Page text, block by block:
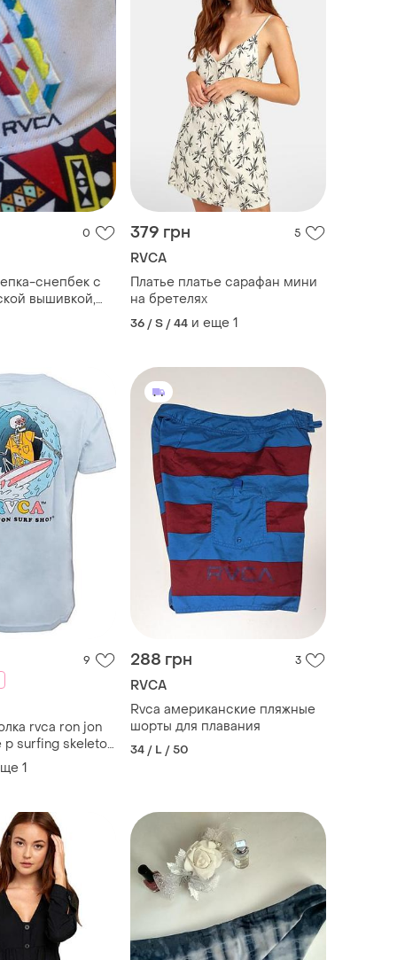
0
снепбек с
вышивкой,
379 грн 5
RVCA
Платье платье сарафан мини
на бретелях
36 / S / 44 и еще 1
9
rvca ron jon
p surfing skeleton
billabong
1
288 грн 3
RVCA
Rvca американские пляжные
шорты для плавания
34 / L / 50